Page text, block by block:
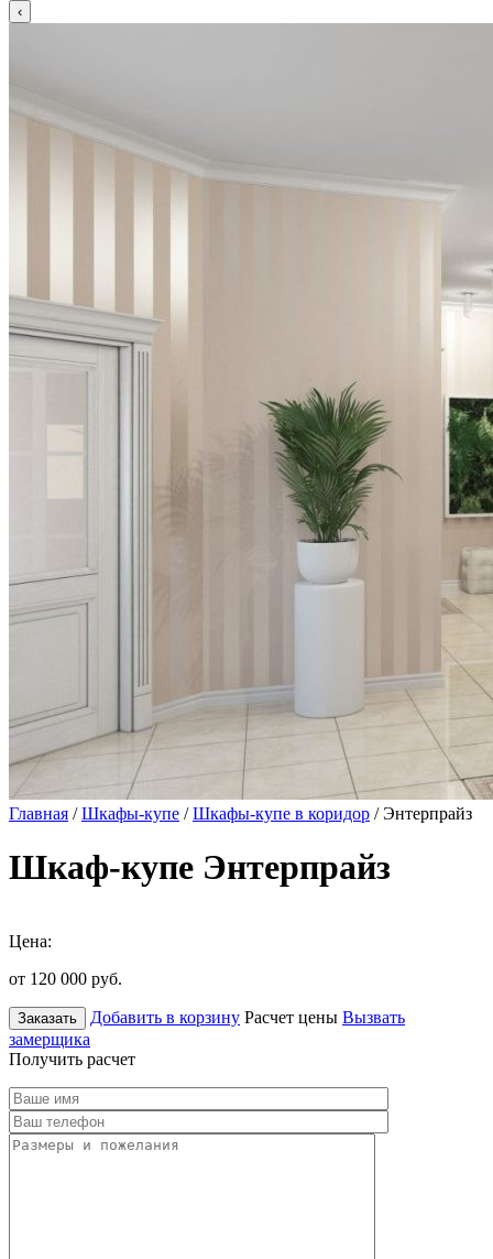
Главная /Шкафы-купе /Шкафы-купе в коридор / Энтерпрайз
Шкаф-купе Энтерпрайз
Цена:
от 120 000 руб.
Заказать Добавить в корзину Расчет цены Вызвать
замерщика
Получить расчет